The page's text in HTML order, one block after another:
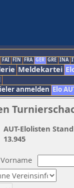
FAI FIN FRA GER GRE INA
Meldekartei
anmelden Elo
Vorname
AUT-Elolisten
13.945